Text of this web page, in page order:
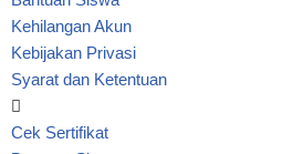
Kehilangan Akun
Kebijakan Privasi
Syarat dan Ketentuan
Cek Sertifikat